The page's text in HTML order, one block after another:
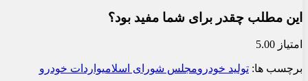
این مطلب چقدر برای شما مفید بود؟
امتیاز 5.00
برچسب ها: تولید خودرومجلس شورای اسلامیواردات خودرو